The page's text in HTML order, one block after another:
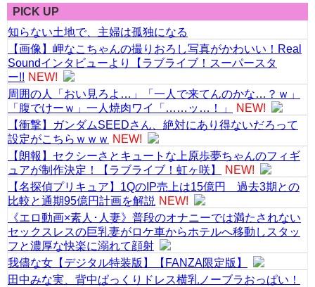
PICK UP
知らない土地で、主婦は孤独になる
【画像】岬なこちゃんの撮りおろし写真がかわいい！Real
Soundインタビューより【ラブライブ！スーパースタ
ー!! NEW!
周囲の人「おい見ろよ…」「一人で来てんのかな…？ｗ」
「腹でけーｗ」一人焼肉ワイ「……ッ…！」
NEW!
【衝撃】ガンダムSEEDさん、絶対にあり得ないだろって
設定がこちらｗｗｗ
NEW!
【朗報】セクシーさとキュートな上原歩夢ちゃんのフィギ
ュアが制作決定！【ラブライブ！虹ヶ咲】
NEW!
【名探偵プリキュア】1QのIP売上は15億円 過去3期との
比較と通期95億円計画を解説 NEW!
《エロ動画×素人･人妻》普段のオナニーでは満たされない
セックスレスの巨乳妻がロケ車からホテルへ移動しスタッ
フと濃厚な快楽に溺れて顔射
我儘な女【デジタル特装版】【FANZA限定版】
田中みな実、背中ぱっくりドレス横乳ノーブラおっぱい！